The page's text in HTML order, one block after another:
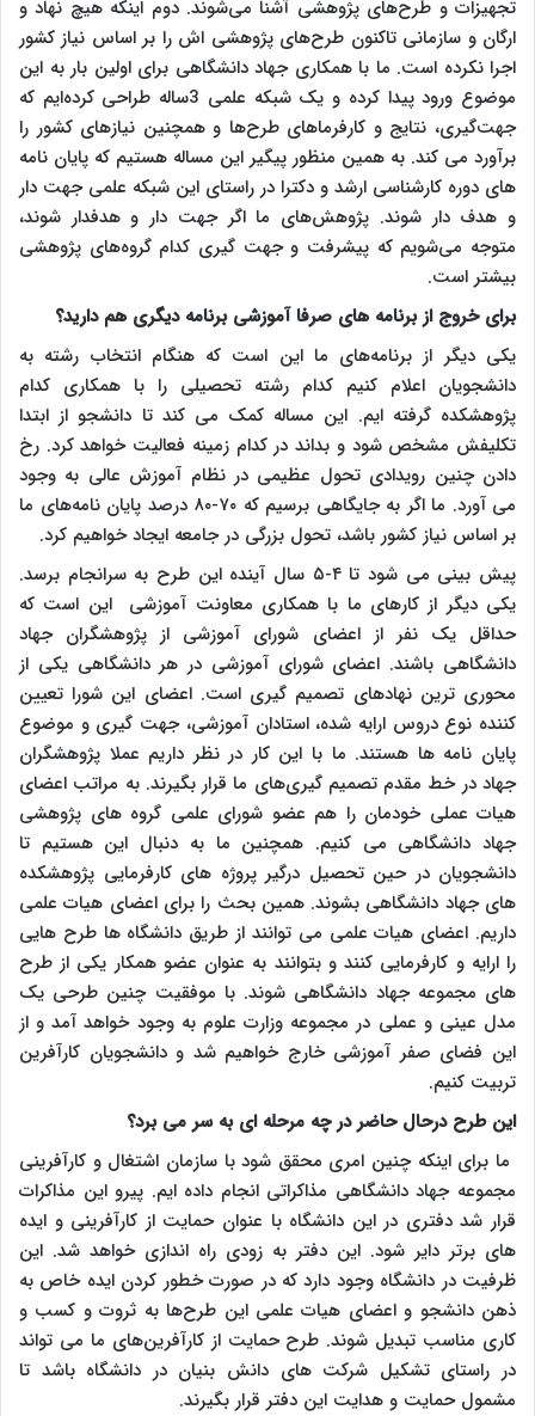
تجهیزات و طرح‌های پژوهشی آشنا می‌شوند. دوم اینکه هیچ نهاد و
ارگان و سازمانی تاکنون طرح‌های پژوهشی اش را بر اساس نیاز کشور
اجرا نکرده است. ما با همکاری جهاد دانشگاهی برای اولین بار به این
موضوع ورود پیدا کرده و یک شبکه علمی 3ساله طراحی کرده‌ایم که
جهت‌گیری، نتایج و کارفرماهای طرح‌ها و همچنین نیازهای کشور را
برآورد می کند. به همین منظور پیگیر این مساله هستیم که پایان نامه
های دوره کارشناسی ارشد و دکترا در راستای این شبکه علمی جهت دار
و هدف دار شوند. پژوهش‌های ما اگر جهت دار و هدفدار شوند،
متوجه می‌شویم که پیشرفت و جهت گیری کدام گروه‌های پژوهشی
بیشتر است.
برای خروج از برنامه های صرفا آموزشی برنامه دیگری هم دارید؟
یکی دیگر از برنامه‌های ما این است که هنگام انتخاب رشته به
دانشجویان اعلام کنیم کدام رشته تحصیلی را با همکاری کدام
پژوهشکده گرفته ایم. این مساله کمک می کند تا دانشجو از ابتدا
تکلیفش مشخص شود و بداند در کدام زمینه فعالیت خواهد کرد. رخ
دادن چنین رویدادی تحول عظیمی در نظام آموزش عالی به وجود
می آورد. ما اگر به جایگاهی برسیم که ۷۰-۸۰ درصد پایان نامه‌های ما
بر اساس نیاز کشور باشد، تحول بزرگی در جامعه ایجاد خواهیم کرد.
پیش بینی می شود تا ۴-۵ سال آینده این طرح به سرانجام برسد.
یکی دیگر از کارهای ما با همکاری معاونت آموزشی این است که
حداقل یک نفر از اعضای شورای آموزشی از پژوهشگران جهاد
دانشگاهی باشند. اعضای شورای آموزشی در هر دانشگاهی یکی از
محوری ترین نهادهای تصمیم گیری است. اعضای این شورا تعیین
کننده نوع دروس ارایه شده، استادان آموزشی، جهت گیری و موضوع
پایان نامه ها هستند. ما با این کار در نظر داریم عملا پژوهشگران
جهاد در خط مقدم تصمیم گیری‌های ما قرار بگیرند. به مراتب اعضای
هیات عملی خودمان را هم عضو شورای علمی گروه های پژوهشی
جهاد دانشگاهی می کنیم. همچنین ما به دنبال این هستیم تا
دانشجویان در حین تحصیل درگیر پروژه های کارفرمایی پژوهشکده
های جهاد دانشگاهی بشوند. همین بحث را برای اعضای هیات علمی
داریم. اعضای هیات علمی می توانند از طریق دانشگاه ها طرح هایی
را ارایه و کارفرمایی کنند و بتوانند به عنوان عضو همکار یکی از طرح
های مجموعه جهاد دانشگاهی شوند. با موفقیت چنین طرحی یک
مدل عینی و عملی در مجموعه وزارت علوم به وجود خواهد آمد و از
این فضای صفر آموزشی خارج خواهیم شد و دانشجویان کارآفرین
تربیت کنیم.
این طرح درحال حاضر در چه مرحله ای به سر می برد؟
ما برای اینکه چنین امری محقق شود با سازمان اشتغال و کارآفرینی
مجموعه جهاد دانشگاهی مذاکراتی انجام داده ایم. پیرو این مذاکرات
قرار شد دفتری در این دانشگاه با عنوان حمایت از کارآفرینی و ایده
های برتر دایر شود. این دفتر به زودی راه اندازی خواهد شد. این
ظرفیت در دانشگاه وجود دارد که در صورت خطور کردن ایده خاص به
ذهن دانشجو و اعضای هیات علمی این طرح‌ها به ثروت و کسب و
کاری مناسب تبدیل شوند. طرح حمایت از کارآفرین‌های ما می تواند
در راستای تشکیل شرکت های دانش بنیان در دانشگاه باشد تا
مشمول حمایت و هدایت این دفتر قرار بگیرند.